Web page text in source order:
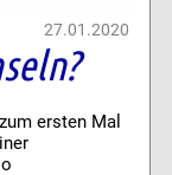
27.01.2020
ersten Mal